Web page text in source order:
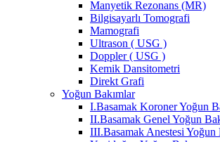
Manyetik Rezonans (MR)
Bilgisayarlı Tomografi
Mamografi
Ultrason ( USG )
Doppler ( USG )
Kemik Dansitometri
Direkt Grafi
Yoğun Bakımlar
I.Basamak Koroner Yoğun
II.Basamak Genel Yoğun
III.Basamak Anestesi Yoğun